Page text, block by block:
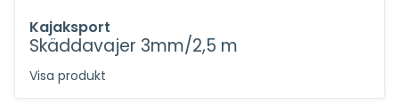
Kajaksport
Skäddavajer 3mm/2,5 m
Visa produkt